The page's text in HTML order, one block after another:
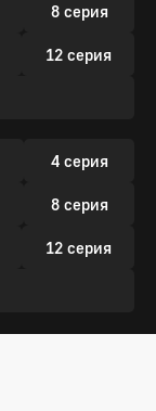
8 серия
12 серия
4 серия
8 серия
12 серия